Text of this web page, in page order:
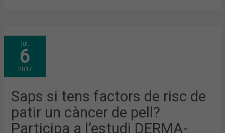
jul.
6
2017
Saps si tens factors de risc de
patir un càncer de pell?
Participa a l’estudi DERMA-
SAPS
SI
TENS
FACTORS
DE
RISC
DE
CÀNCER
DE
PELL?
PARTICIPA
L’ESTUDI